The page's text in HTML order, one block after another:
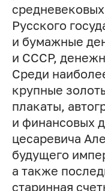
Русского
и бумажные
и СССР,
Среди
крупные
плакаты,
и финансовых
цесаревича
будущего
а также
старинная